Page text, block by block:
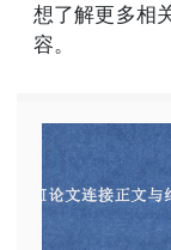
想了解更多相
容。